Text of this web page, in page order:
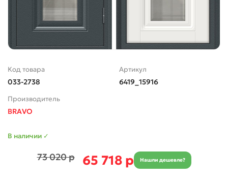
Код товара
033-2738
Артикул
6419_15916
Производитель
BRAVO
В наличии ✓
73 020 р 65 718 р Нашли дешевле?